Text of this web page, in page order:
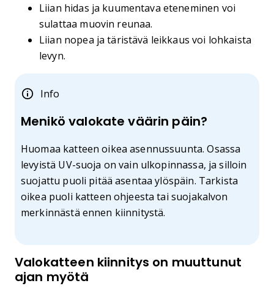
Liian hidas ja kuumentava eteneminen voi
sulattaa muovin reunaa.
Liian nopea ja täristävä leikkaus voi lohkaista
levyn.
Info
Menikö valokate väärin päin?
Huomaa katteen oikea asennussuunta. Osassa
levyistä UV-suoja on vain ulkopinnassa, ja silloin
suojattu puoli pitää asentaa ylöspäin. Tarkista
oikea puoli katteen ohjeesta tai suojakalvon
merkinnästä ennen kiinnitystä.
Valokatteen kiinnitys on muuttunut
ajan myötä